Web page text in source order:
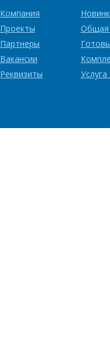
Компания
Проекты
Партнеры
Вакансии
Реквизиты
Общая